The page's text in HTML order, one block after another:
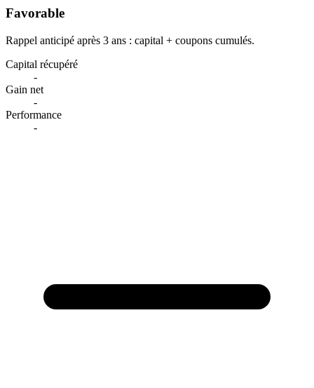
Favorable
Rappel anticipé après 3 ans : capital + coupons cumulés.
Capital récupéré
-
Gain net
-
Performance
-